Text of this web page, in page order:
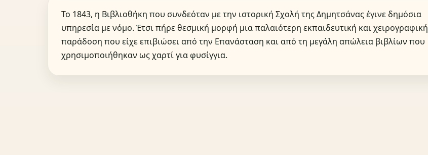
Το 1843, η Βιβλιοθήκη που συνδεόταν με την ιστορική Σχολή της Δημητσάνας έγινε δημόσια
υπηρεσία με νόμο. Έτσι πήρε θεσμική μορφή μια παλαιότερη εκπαιδευτική και χειρογραφική
παράδοση που είχε επιβιώσει από την Επανάσταση και από τη μεγάλη απώλεια βιβλίων που
χρησιμοποιήθηκαν ως χαρτί για φυσίγγια.